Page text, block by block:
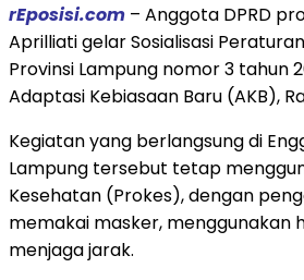
rEposisi.com – Anggota DPRD
Aprilliati gelar Sosialisasi
Provinsi Lampung nomor 3 tahun
Adaptasi Kebiasaan Baru (AKB),
Kegiatan yang berlangsung di
Lampung tersebut tetap
Kesehatan (Prokes), dengan
memakai masker, menggunakan
menjaga jarak.